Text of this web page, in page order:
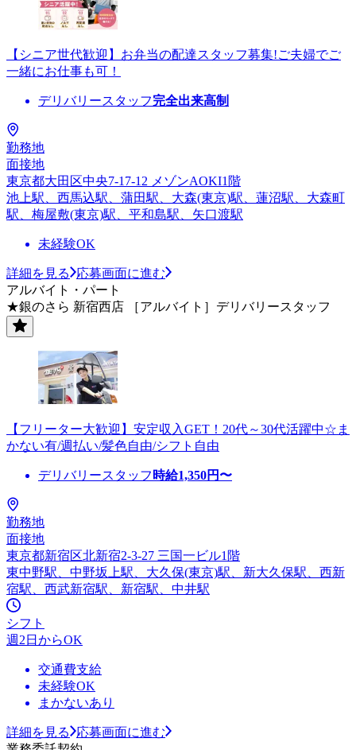
【シニア世代歓迎】お弁当の配達スタッフ募集!ご夫婦でご
一緒にお仕事も可！
デリバリースタッフ完全出来高制
勤務地
面接地
東京都大田区中央7-17-12 メゾンAOKI1階
池上駅、西馬込駅、蒲田駅、大森(東京)駅、蓮沼駅、大森町
駅、梅屋敷(東京)駅、平和島駅、矢口渡駅
未経験OK
詳細を見る
応募画面に進む
アルバイト・パート
★銀のさら 新宿西店 ［アルバイト］デリバリースタッフ
【フリーター大歓迎】安定収入GET！20代～30代活躍中☆ま
かない有/週払い/髪色自由/シフト自由
デリバリースタッフ 時給1,350円〜
勤務地
面接地
東京都新宿区北新宿2-3-27 三国一ビル1階
東中野駅、中野坂上駅、大久保(東京)駅、新大久保駅、西新
宿駅、西武新宿駅、新宿駅、中井駅
シフト
週2日からOK
交通費支給
未経験OK
まかないあり
詳細を見る
応募画面に進む